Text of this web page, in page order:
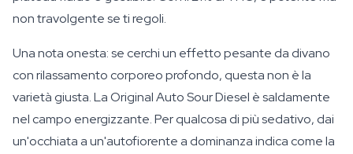
non travolgente se ti regoli.
Una nota onesta: se cerchi un effetto pesante da divano
con rilassamento corporeo profondo, questa non è la
varietà giusta. La Original Auto Sour Diesel è saldamente
nel campo energizzante. Per qualcosa di più sedativo, dai
un'occhiata a un'autofiorente a dominanza indica come la